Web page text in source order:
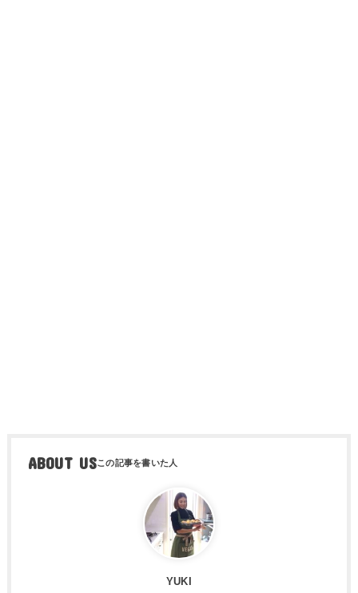
ABOUT US
YUKI